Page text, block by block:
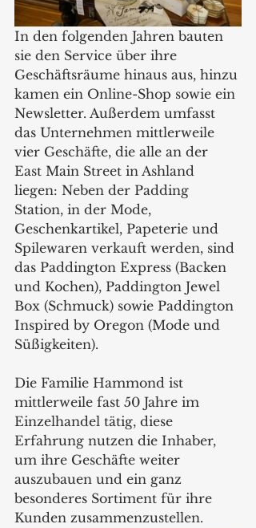
In den folgenden Jahren bauten
sie den Service über ihre
Geschäftsräume hinaus aus, hinzu
kamen ein Online-Shop sowie ein
Newsletter. Außerdem umfasst
das Unternehmen mittlerweile
vier Geschäfte, die alle an der
East Main Street in Ashland
liegen: Neben der Padding
Station, in der Mode,
Geschenkartikel, Papeterie und
Spilewaren verkauft werden, sind
das Paddington Express (Backen
und Kochen), Paddington Jewel
Box (Schmuck) sowie Paddington
Inspired by Oregon (Mode und
Süßigkeiten).
Die Familie Hammond ist
mittlerweile fast 50 Jahre im
Einzelhandel tätig, diese
Erfahrung nutzen die Inhaber,
um ihre Geschäfte weiter
auszubauen und ein ganz
besonderes Sortiment für ihre
Kunden zusammenzustellen.